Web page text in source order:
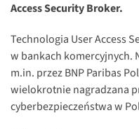
Access Security Broker.
Technologia User Access
w bankach komercyjnych.
m.in. przez BNP Paribas
wielokrotnie nagradzana
cyberbezpieczeństwa w